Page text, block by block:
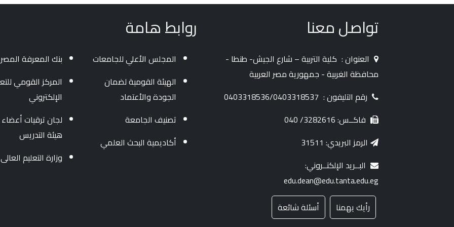
تواصل معنا
العنوان : كلية التربية – شارع الجيش- طنطا -
محافظة الغربية - جمهورية مصر العربية
رقم التليفون : 0403318536/0403318537
فاكــس: 3282616/ 040
الرمز البريدي: 31511
البــريد الإلكتــروني:
edu.dean@edu.tanta.edu.eg
رأيك يهمنا
أسئلة شائعة
روابط هامة
المجلس الأعلي للجامعات
الهيئة القومية لضمان
الجودة والأعتماد
تصنيف الجامعة
أكاديمية البحث العلمي
بنك المعرفة
المركز القومي
الإلكتروني
لجان ترقيات أعضاء
هيئة التدريس
وزارة التعليم العالى